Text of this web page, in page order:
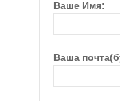
Ваше Имя:
Ваша